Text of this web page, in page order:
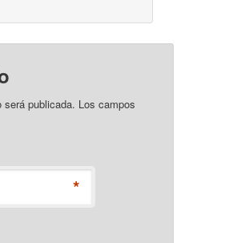
publicada. Los campos
*